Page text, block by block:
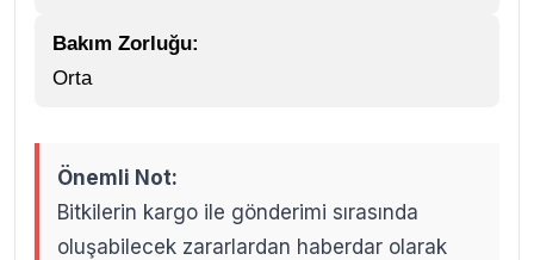
Bakım Zorluğu:
Orta
Önemli Not:
Bitkilerin kargo ile gönderimi sırasında
oluşabilecek zararlardan haberdar olarak